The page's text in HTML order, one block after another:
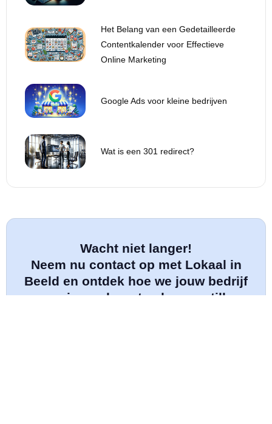
Het Belang van een Gedetailleerde
Contentkalender voor Effectieve
Online Marketing
Google Ads voor kleine bedrijven
Wat is een 301 redirect?
Wacht niet langer!
Neem nu contact op met Lokaal in
Beeld en ontdek hoe we jouw bedrijf
naar nieuwe hoogten kunnen tillen.